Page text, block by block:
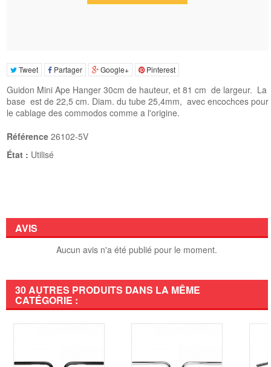
Tweet Partager Google+ Pinterest
Guidon Mini Ape Hanger 30cm de hauteur, et 81 cm de largeur. La
base est de 22,5 cm. Diam. du tube 25,4mm, avec encochces pour
le cablage des commodos comme a l'origine.
Référence 26102-5V
État : Utilisé
AVIS
Aucun avis n'a été publié pour le moment.
30 AUTRES PRODUITS DANS LA MÊME
CATÉGORIE :